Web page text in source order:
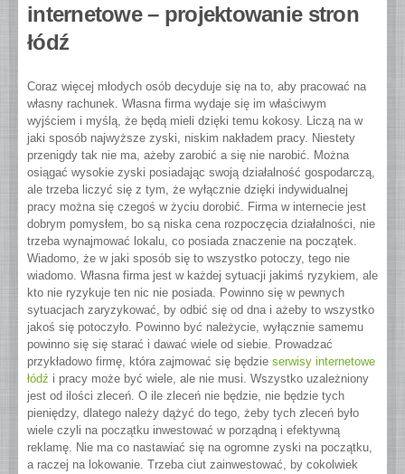
internetowe – projektowanie stron
łódź
Coraz więcej młodych osób decyduje się na to, aby pracować na
własny rachunek. Własna firma wydaje się im właściwym
wyjściem i myślą, że będą mieli dzięki temu kokosy. Liczą na w
jaki sposób najwyższe zyski, niskim nakładem pracy. Niestety
przenigdy tak nie ma, ażeby zarobić a się nie narobić. Można
osiągać wysokie zyski posiadając swoją działalność gospodarczą,
ale trzeba liczyć się z tym, że wyłącznie dzięki indywidualnej
pracy można się czegoś w życiu dorobić. Firma w internecie jest
dobrym pomysłem, bo są niska cena rozpoczęcia działalności, nie
trzeba wynajmować lokalu, co posiada znaczenie na początek.
Wiadomo, że w jaki sposób się to wszystko potoczy, tego nie
wiadomo. Własna firma jest w każdej sytuacji jakimś ryzykiem, ale
kto nie ryzykuje ten nic nie posiada. Powinno się w pewnych
sytuacjach zaryzykować, by odbić się od dna i ażeby to wszystko
jakoś się potoczyło. Powinno być należycie, wyłącznie samemu
powinno się się starać i dawać wiele od siebie. Prowadzać
przykładowo firmę, która zajmować się będzie serwisy internetowe
łódź i pracy może być wiele, ale nie musi. Wszystko uzależniony
jest od ilości zleceń. O ile zleceń nie będzie, nie będzie tych
pieniędzy, dlatego należy dążyć do tego, żeby tych zleceń było
wiele czyli na początku inwestować w porządną i efektywną
reklamę. Nie ma co nastawiać się na ogromne zyski na początku,
a raczej na lokowanie. Trzeba ciut zainwestować, by cokolwiek